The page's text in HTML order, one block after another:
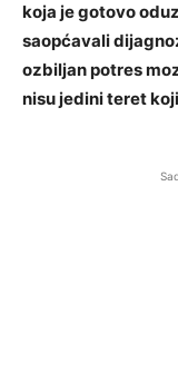
koja je gotovo
saopćavali
ozbiljan potres
nisu jedini teret